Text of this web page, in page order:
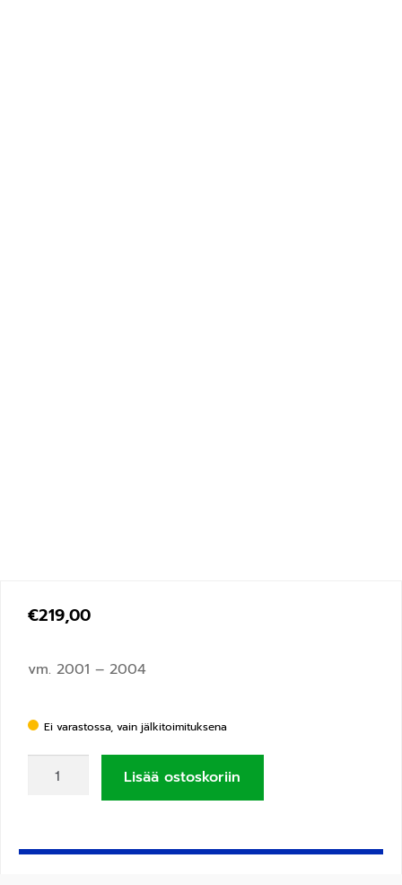
€219,00
vm. 2001 – 2004
Ei varastossa, vain jälkitoimituksena
Lisää ostoskoriin